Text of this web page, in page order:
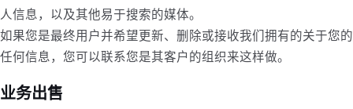
人信息，以及其他易于搜索的媒体。
如果您是最终用户并希望更新、删除或接收我们拥有的关于您的
任何信息，您可以联系您是其客户的组织来这样做。
业务出售